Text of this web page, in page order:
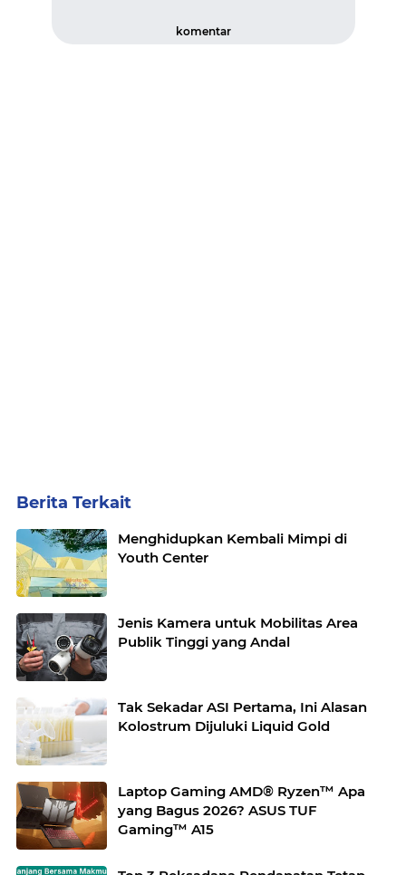
komentar
Berita Terkait
Menghidupkan Kembali Mimpi di
Youth Center
Jenis Kamera untuk Mobilitas Area
Publik Tinggi yang Andal
Tak Sekadar ASI Pertama, Ini Alasan
Kolostrum Dijuluki Liquid Gold
Laptop Gaming AMD® Ryzen™ Apa
yang Bagus 2026? ASUS TUF
Gaming™ A15